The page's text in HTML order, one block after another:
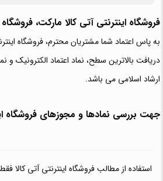
فروشگاه اینترنتی آتی‌ کالا مارکت،
به پاس اعتماد شما مشتریان محترم، فروشگاه
دریافت بالاترین سطح، نماد اعتماد الکترونیک و
ارشاد اسلامی می باشد.
جهت بررسی نمادها و مجوزهای فروشگاه
استفاده از مطالب فروشگاه اینترنتی آتی کالا